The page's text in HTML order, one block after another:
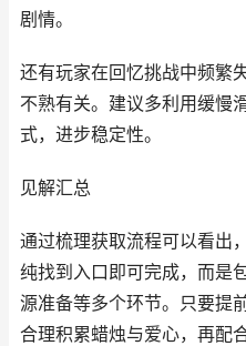
剧情。
还有玩家在回忆挑战中频繁
不熟有关。建议多利用缓慢
式，进步稳定性。
见解汇总
通过梳理获取流程可以看出
纯找到入口即可完成，而是
源准备等多个环节。只要提
合理积累蜡烛与爱心，再配